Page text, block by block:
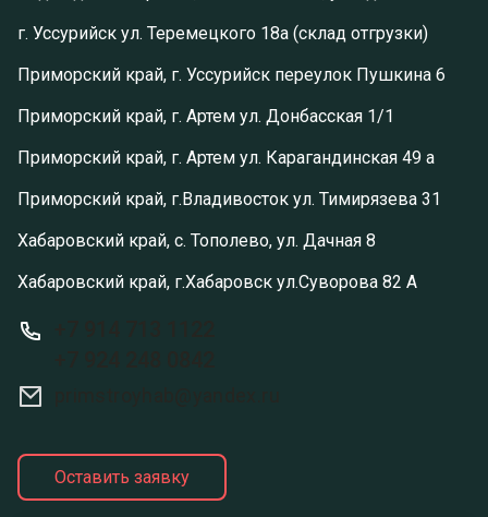
г. Уссурийск ул. Теремецкого 18а (склад отгрузки)
Приморский край, г. Уссурийск переулок Пушкина 6
Приморский край, г. Артем ул. Донбасская 1/1
Приморский край, г. Артем ул. Карагандинская 49 а
Приморский край, г.Владивосток ул. Тимирязева 31
Хабаровский край, с. Тополево, ул. Дачная 8
Хабаровский край, г.Хабаровск ул.Суворова 82 А
Оставить заявку